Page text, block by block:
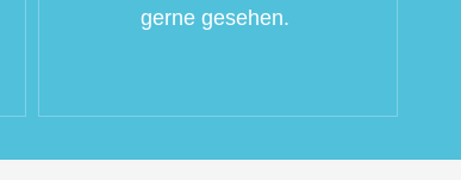
gerne gesehen.